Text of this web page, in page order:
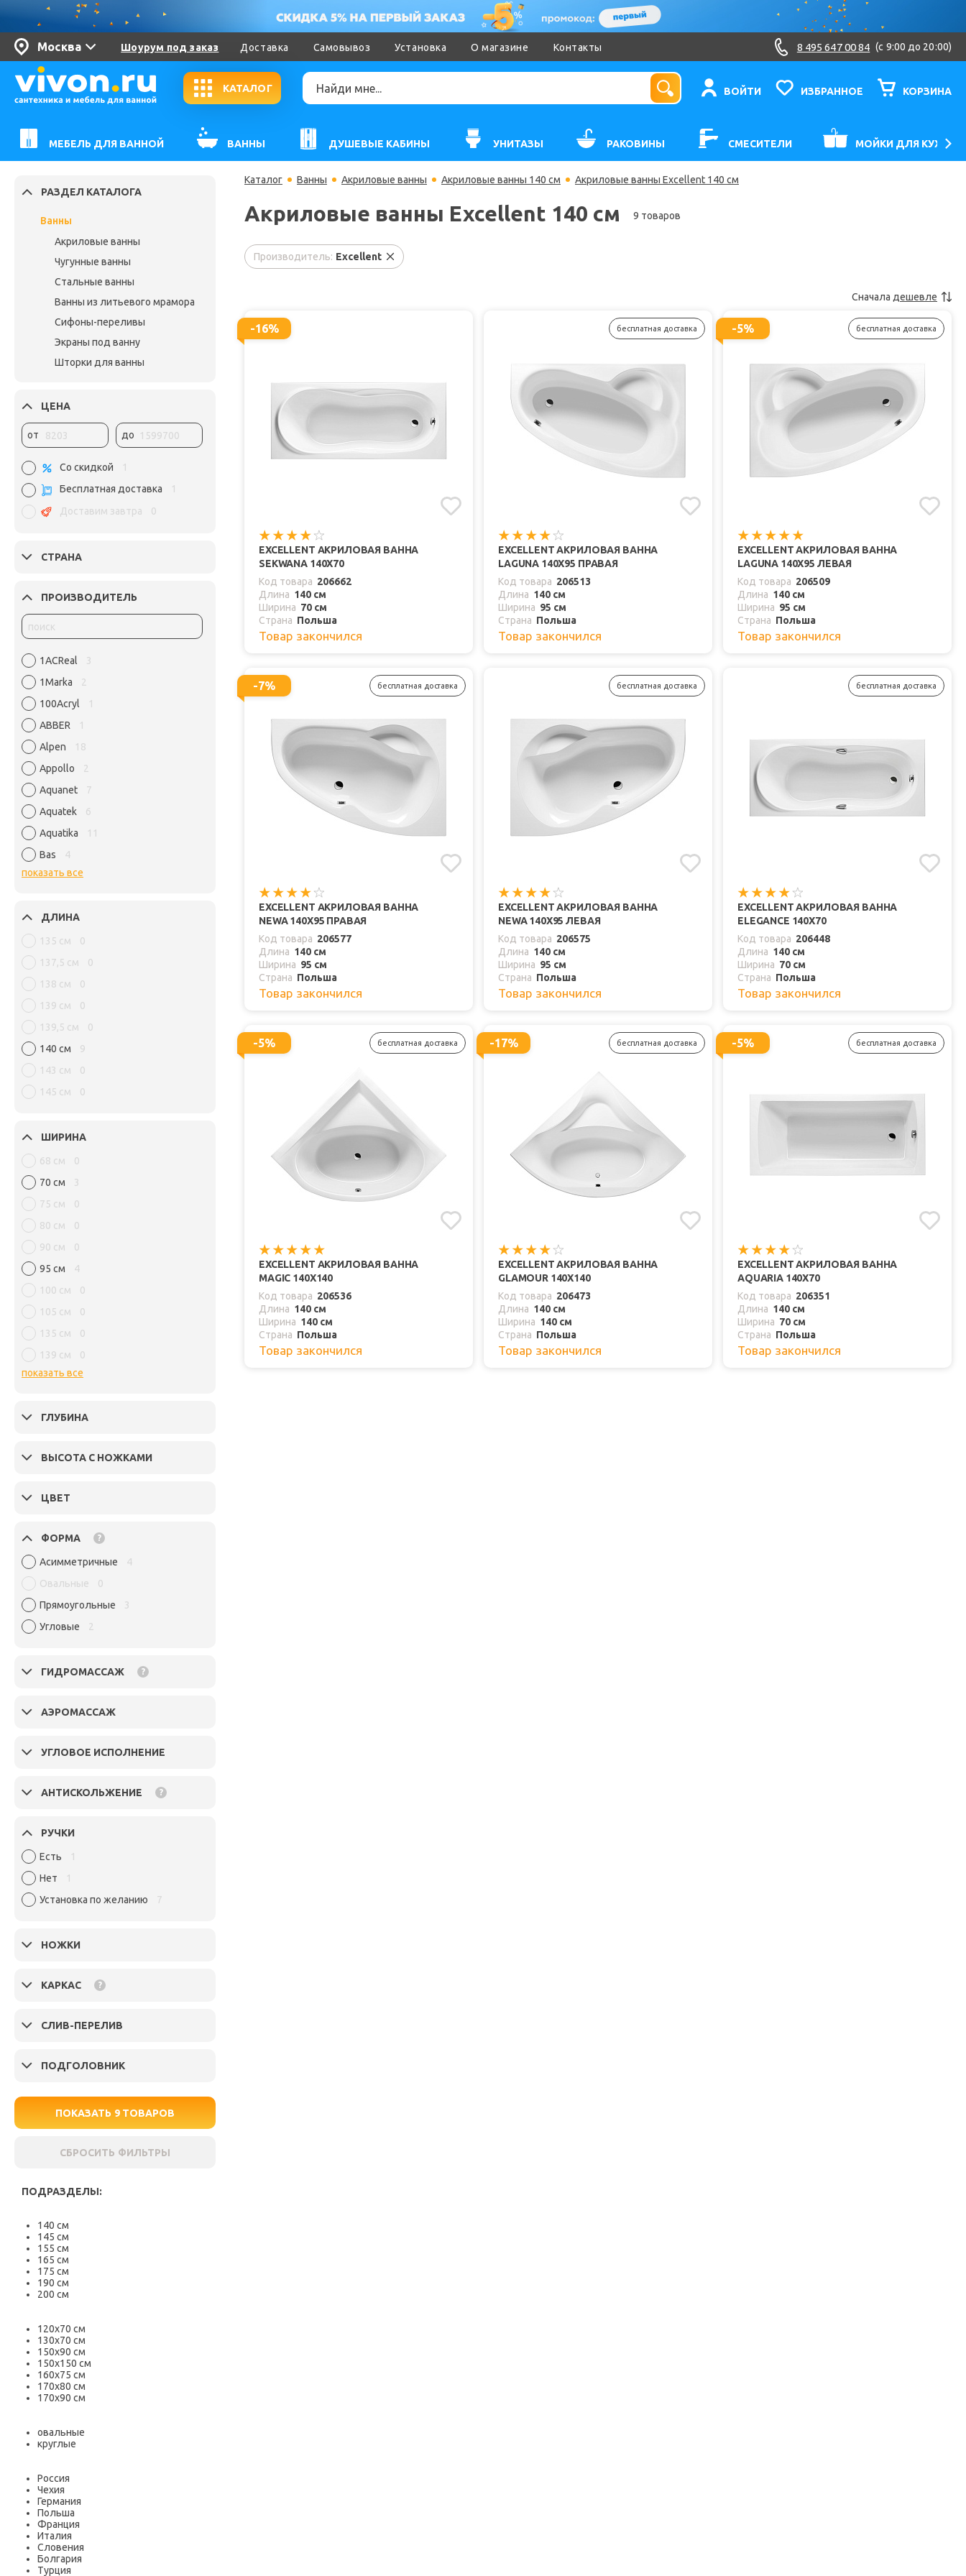
Москва Шоурум под заказ Доставка Самовывоз Установка О магазине Контакты 8 495 647 00 84 (c 9:00 до 20:00)
КАТАЛОГ ВОЙТИ ИЗБРАННОЕ КОРЗИНА
МЕБЕЛЬ ДЛЯ ВАННОЙ ВАННЫ ДУШЕВЫЕ КАБИНЫ УНИТАЗЫ РАКОВИНЫ СМЕСИТЕЛИ МОЙКИ ДЛЯ КУХНИ
РАЗДЕЛ КАТАЛОГА
Ванны
Акриловые ванны
Чугунные ванны
Стальные ванны
Ванны из литьевого мрамора
Сифоны-переливы
Экраны под ванну
Шторки для ванны
ЦЕНА
от до
Со скидкой
1
Бесплатная доставка
1
Доставим завтра
0
СТРАНА
ПРОИЗВОДИТЕЛЬ
1ACReal
3
1Marka
2
100Acryl
1
ABBER
1
Alpen
18
Appollo
2
Aquanet
7
Aquatek
6
Aquatika
11
Bas
4
показать все
ДЛИНА
135 см
0
137,5 см
0
138 см
0
139 см
0
139,5 см
0
140 см
9
143 см
0
145 см
0
ШИРИНА
68 см
0
70 см
3
75 см
0
80 см
0
90 см
0
95 см
4
100 см
0
105 см
0
135 см
0
139 см
0
показать все
ГЛУБИНА
ВЫСОТА С НОЖКАМИ
ЦВЕТ
ФОРМА ?
Асимметричные
4
Овальные
0
Прямоугольные
3
Угловые
2
ГИДРОМАССАЖ ?
АЭРОМАССАЖ
УГЛОВОЕ ИСПОЛНЕНИЕ
АНТИСКОЛЬЖЕНИЕ ?
РУЧКИ
Есть
1
Нет
1
Установка по желанию
7
НОЖКИ
КАРКАС ?
СЛИВ-ПЕРЕЛИВ
ПОДГОЛОВНИК
ПОКАЗАТЬ 9 ТОВАРОВ
СБРОСИТЬ ФИЛЬТРЫ
ПОДРАЗДЕЛЫ:
140 см
145 см
155 см
165 см
175 см
190 см
200 см
120х70 см
130х70 см
150х90 см
150х150 см
160х75 см
170х80 см
170х90 см
овальные
круглые
Россия
Чехия
Германия
Польша
Франция
Италия
Словения
Болгария
Турция
Каталог Ванны Акриловые ванны Акриловые ванны 140 см Акриловые ванны Excellent 140 см
Акриловые ванны Excellent 140 см 9 товаров
Производитель: Excellent
Сначала дешевле
-16%
EXCELLENT АКРИЛОВАЯ ВАННА
SEKWANA 140X70
Код товара 206662
Длина 140 см
Ширина 70 см
Страна Польша
Товар закончился
бесплатная доставка
EXCELLENT АКРИЛОВАЯ ВАННА
LAGUNA 140X95 ПРАВАЯ
Код товара 206513
Длина 140 см
Ширина 95 см
Страна Польша
Товар закончился
-5% бесплатная доставка
EXCELLENT АКРИЛОВАЯ ВАННА
LAGUNA 140X95 ЛЕВАЯ
Код товара 206509
Длина 140 см
Ширина 95 см
Страна Польша
Товар закончился
-7% бесплатная доставка
EXCELLENT АКРИЛОВАЯ ВАННА
NEWA 140X95 ПРАВАЯ
Код товара 206577
Длина 140 см
Ширина 95 см
Страна Польша
Товар закончился
бесплатная доставка
EXCELLENT АКРИЛОВАЯ ВАННА
NEWA 140X95 ЛЕВАЯ
Код товара 206575
Длина 140 см
Ширина 95 см
Страна Польша
Товар закончился
бесплатная доставка
EXCELLENT АКРИЛОВАЯ ВАННА
ELEGANCE 140X70
Код товара 206448
Длина 140 см
Ширина 70 см
Страна Польша
Товар закончился
-5% бесплатная доставка
EXCELLENT АКРИЛОВАЯ ВАННА
MAGIC 140Х140
Код товара 206536
Длина 140 см
Ширина 140 см
Страна Польша
Товар закончился
-17% бесплатная доставка
EXCELLENT АКРИЛОВАЯ ВАННА
GLAMOUR 140X140
Код товара 206473
Длина 140 см
Ширина 140 см
Страна Польша
Товар закончился
-5% бесплатная доставка
EXCELLENT АКРИЛОВАЯ ВАННА
AQUARIA 140X70
Код товара 206351
Длина 140 см
Ширина 70 см
Страна Польша
Товар закончился